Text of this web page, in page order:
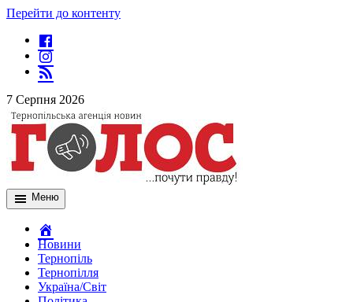
Перейти до контенту
7 Серпня 2026
Меню
Новини
Тернопіль
Тернопілля
Україна/Світ